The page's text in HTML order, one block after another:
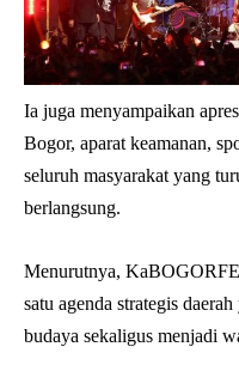
Ia juga menyampaikan
Bogor, aparat keamanan,
seluruh masyarakat yang
berlangsung.
Menurutnya,
satu agenda strategis
budaya sekaligus menjadi